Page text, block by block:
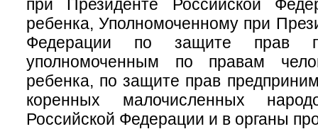
при Президенте Российской
ребенка, Уполномоченному при
Федерации по защите прав
уполномоченным по правам
ребенка, по защите прав
коренных малочисленных
Российской Федерации и в органы